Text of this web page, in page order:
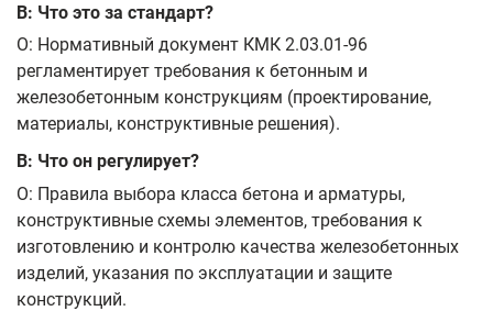
В: Что это за стандарт?
О: Нормативный документ КМК 2.03.01-96
регламентирует требования к бетонным и
железобетонным конструкциям (проектирование,
материалы, конструктивные решения).
В: Что он регулирует?
О: Правила выбора класса бетона и арматуры,
конструктивные схемы элементов, требования к
изготовлению и контролю качества железобетонных
изделий, указания по эксплуатации и защите
конструкций.